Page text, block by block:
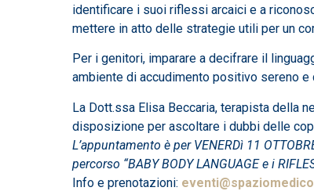
identificare i suoi riflessi arcaici e a
mettere in atto delle strategie utili per un
Per i genitori, imparare a decifrare il
ambiente di accudimento positivo sereno e
La Dott.ssa Elisa Beccaria, terapista della
disposizione per ascoltare i dubbi delle
L’appuntamento è per VENERDì 11
percorso “BABY BODY LANGUAGE e i
Info e prenotazioni: